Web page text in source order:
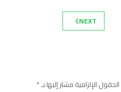
NEXT
الحقول الإلزامية مشار إليها بـ*